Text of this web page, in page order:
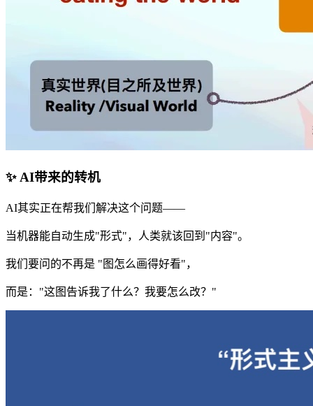
✨ AI带来的转机
AI其实正在帮我们解决这个问题——
当机器能自动生成"形式"，人类就该回到"内容"。
我们要问的不再是 "图怎么画得好看"，
而是："这图告诉我了什么？我要怎么改？"